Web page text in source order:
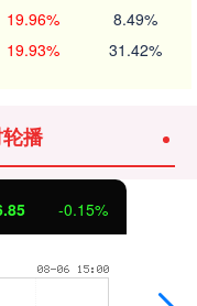
19.96% 8.49%
19.93% 31.42%
播
-0.15%